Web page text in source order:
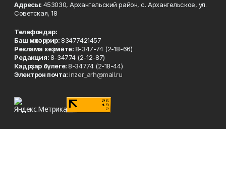
Адресы: 453030, Архангельский район, с. Архангельское, ул.
Советская, 18
Телефондар:
Баш мөхәррир:83477421457
Реклама хеҙмәте:8-347-74 (2-18-66)
Редакция:8-34774 (2-12-87)
Кадрҙар бүлеге:8-34774 (2-18-44)
Электрон почта:inzer_arh@mail.ru